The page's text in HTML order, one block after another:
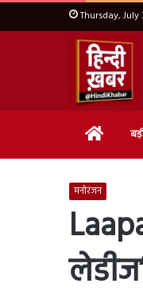
Thursday, July
Home
मनोरंजन